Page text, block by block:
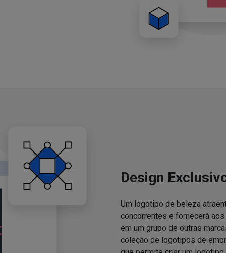
Design
Um logotipo de beleza
concorrentes e fornecerá
em um grupo de outras
coleção de logotipos de